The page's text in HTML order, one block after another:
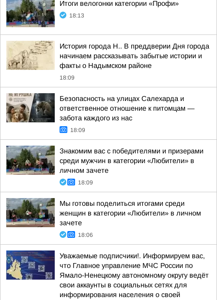
Итоги велогонки категории «Профи»
18:13
История города Н.. В преддверии Дня города
начинаем рассказывать забытые истории и
факты о Надымском районе
18:09
Безопасность на улицах Салехарда и
ответственное отношение к питомцам —
забота каждого из нас
18:09
Знакомим вас с победителями и призерами
среди мужчин в категории «Любители» в
личном зачете
18:09
Мы готовы поделиться итогами среди
женщин в категории «Любители» в личном
зачете
18:06
Уважаемые подписчики!. Информируем вас,
что Главное управление МЧС России по
Ямало-Ненецкому автономному округу ведёт
свои аккаунты в социальных сетях для
информирования населения о своей